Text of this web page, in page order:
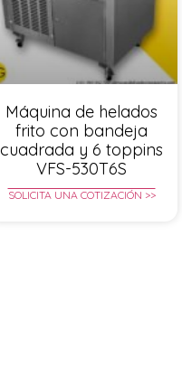
Máquina de helados
frito con bandeja
cuadrada y 6 toppins
VFS-530T6S
SOLICITA UNA COTIZACIÓN >>